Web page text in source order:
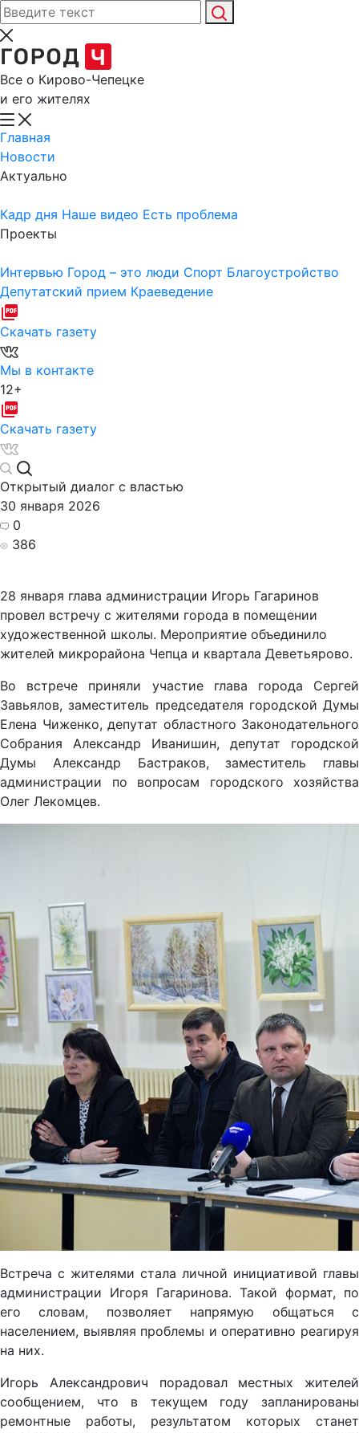
Все о Кирово-Чепецке
и его жителях
Главная
Новости
Актуально
Кадр дня Наше видео Есть проблема
Проекты
Интервью Город – это люди Спорт Благоустройство
Депутатский прием Краеведение
Скачать газету
Мы в контакте
12+
Скачать газету
Открытый диалог с властью
30 января 2026
0
386
28 января глава администрации Игорь Гагаринов
провел встречу с жителями города в помещении
художественной школы. Мероприятие объединило
жителей микрорайона Чепца и квартала Деветьярово.
Во встрече приняли участие глава города Сергей
Завьялов, заместитель председателя городской Думы
Елена Чиженко, депутат областного Законодательного
Собрания Александр Иванишин, депутат городской
Думы Александр Бастраков, заместитель главы
администрации по вопросам городского хозяйства
Олег Лекомцев.
Встреча с жителями стала личной инициативой главы
администрации Игоря Гагаринова. Такой формат, по
его словам, позволяет напрямую общаться с
населением, выявляя проблемы и оперативно реагируя
на них.
Игорь Александрович порадовал местных жителей
сообщением, что в текущем году запланированы
ремонтные работы, результатом которых станет